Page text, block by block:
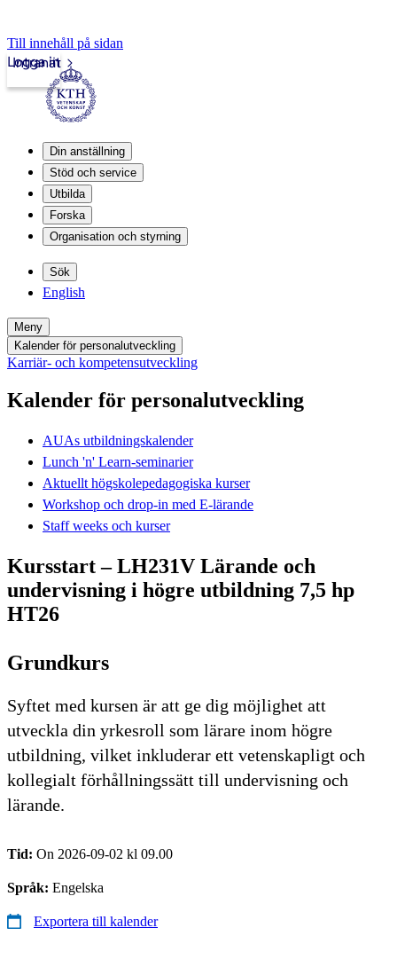
Till innehåll på sidan
Intranät
Logga in
Din anställning
Stöd och service
Utbilda
Forska
Organisation och styrning
Sök
English
Meny
Kalender för personalutveckling
Karriär- och kompetensutveckling
Kalender för personalutveckling
AUAs utbildningskalender
Lunch 'n' Learn-seminarier
Aktuellt högskolepedagogiska kurser
Workshop och drop-in med E-lärande
Staff weeks och kurser
Kursstart – LH231V Lärande och
undervisning i högre utbildning 7,5 hp
HT26
Grundkurs
Syftet med kursen är att ge dig möjlighet att
utveckla din yrkesroll som lärare inom högre
utbildning, vilket inkluderar ett vetenskapligt och
kollegialt förhållningssätt till undervisning och
lärande.
Tid: On 2026-09-02 kl 09.00
Språk: Engelska
Exportera till kalender